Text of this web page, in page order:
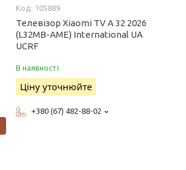
105889
Телевізор Xiaomi TV A 32 2026
(L32MB-AME) International UA
UCRF
В наявності
Ціну уточнюйте
+380 (67) 482-88-02